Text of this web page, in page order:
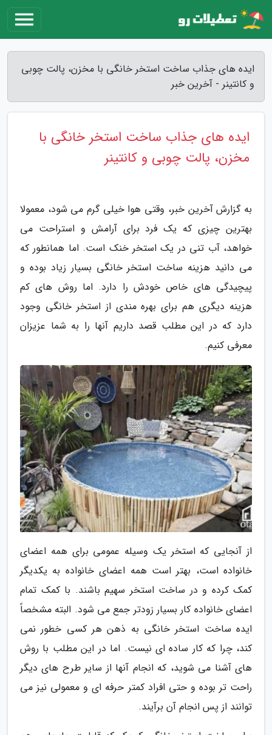
ایده های جذاب ساخت استخر خانگی با مخزن، پالت چوبی
و کانتینر - آخرین خبر
ایده های جذاب ساخت استخر خانگی با
مخزن، پالت چوبی و کانتینر
به گزارش آخرین خبر، وقتی هوا خیلی گرم می شود، معمولا
بهترین چیزی که یک فرد برای آرامش و استراحت می
خواهد، آب تنی در یک استخر خنک است. اما همانطور که
می دانید هزینه ساخت استخر خانگی بسیار زیاد بوده و
پیچیدگی های خاص خودش را دارد. اما روش های کم
هزینه دیگری هم برای بهره مندی از استخر خانگی وجود
دارد که در این مطلب قصد داریم آنها را به شما عزیزان
معرفی کنیم.
از آنجایی که استخر یک وسیله عمومی برای همه اعضای
خانواده است، بهتر است همه اعضای خانواده به یکدیگر
کمک کرده و در ساخت استخر سهیم باشند. با کمک تمام
اعضای خانواده کار بسیار زودتر جمع می شود. البته مشخصاً
ایده ساخت استخر خانگی به ذهن هر کسی خطور نمی
کند، چرا که کار ساده ای نیست. اما در این مطلب با روش
های آشنا می شوید، که انجام آنها از سایر طرح های دیگر
راحت تر بوده و حتی افراد کمتر حرفه ای و معمولی نیز می
توانند از پس انجام آن برآیند.